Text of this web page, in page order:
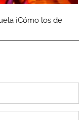
¡Cómo los de